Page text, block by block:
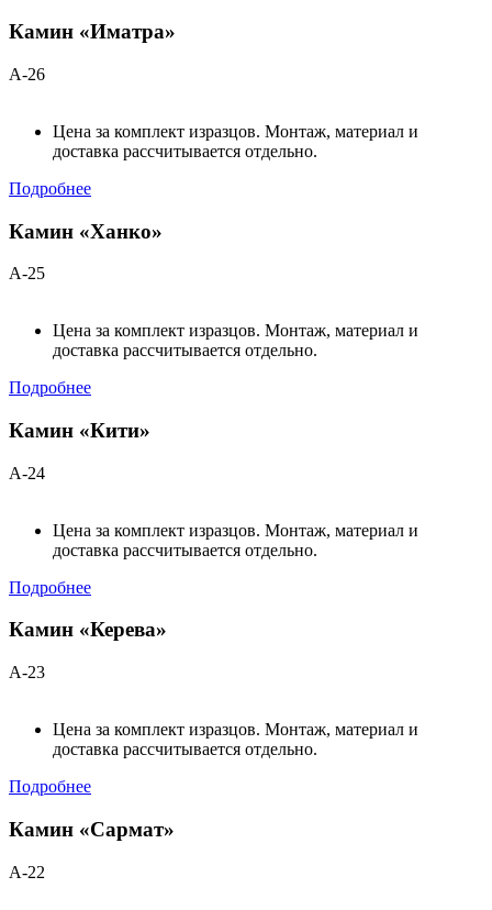
Камин «Иматра»
А-26
Цена за комплект изразцов. Монтаж, материал и
доставка рассчитывается отдельно.
Подробнее
Камин «Ханко»
А-25
Цена за комплект изразцов. Монтаж, материал и
доставка рассчитывается отдельно.
Подробнее
Камин «Кити»
А-24
Цена за комплект изразцов. Монтаж, материал и
доставка рассчитывается отдельно.
Подробнее
Камин «Керева»
А-23
Цена за комплект изразцов. Монтаж, материал и
доставка рассчитывается отдельно.
Подробнее
Камин «Сармат»
А-22